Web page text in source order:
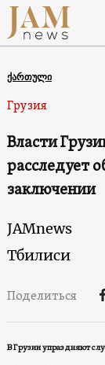
ქართული
Грузия
Власти
расследует
заключении
JAMnews
Тбилиси
Поделиться
В Грузии упраздняют